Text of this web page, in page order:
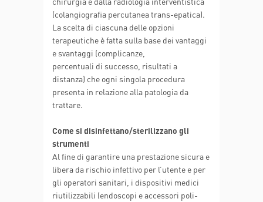
(colangiografia percutanea trans-epatica).
La scelta di ciascuna delle opzioni
terapeutiche è fatta sulla base dei vantaggi
e svantaggi (complicanze,
percentuali di successo, risultati a
distanza) che ogni singola procedura
presenta in relazione alla patologia da
trattare.
Come si disinfettano/sterilizzano gli
strumenti
Al fine di garantire una prestazione sicura e
libera da rischio infettivo per l’utente e per
gli operatori sanitari, i dispositivi medici
riutilizzabili (endoscopi e accessori poli-